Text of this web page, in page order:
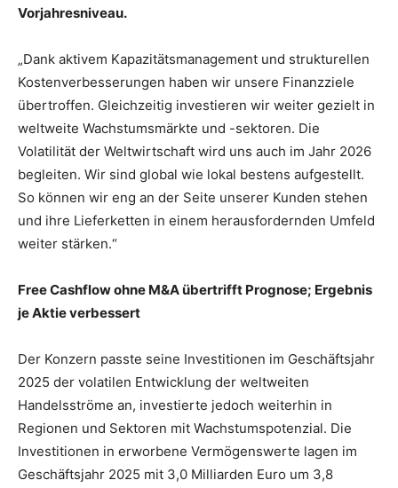
Vorjahresniveau.
„Dank aktivem Kapazitätsmanagement und strukturellen
Kostenverbesserungen haben wir unsere Finanzziele
übertroffen. Gleichzeitig investieren wir weiter gezielt in
weltweite Wachstumsmärkte und -sektoren. Die
Volatilität der Weltwirtschaft wird uns auch im Jahr 2026
begleiten. Wir sind global wie lokal bestens aufgestellt.
So können wir eng an der Seite unserer Kunden stehen
und ihre Lieferketten in einem herausfordernden Umfeld
weiter stärken.“
Free Cashflow ohne M&A übertrifft Prognose; Ergebnis
je Aktie verbessert
Der Konzern passte seine Investitionen im Geschäftsjahr
2025 der volatilen Entwicklung der weltweiten
Handelsströme an, investierte jedoch weiterhin in
Regionen und Sektoren mit Wachstumspotenzial. Die
Investitionen in erworbene Vermögenswerte lagen im
Geschäftsjahr 2025 mit 3,0 Milliarden Euro um 3,8